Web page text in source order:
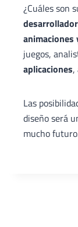
¿Cuáles son
animaciones
juegos,
aplicaciones,
Las
diseño será
mucho